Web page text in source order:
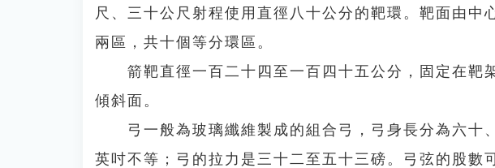
尺、三十公尺射程使用直徑八十公分的靶環。靶面由中
兩區，共十個等分環區。
箭靶直徑一百二十四至一百四十五公分，固定在靶
傾斜面。
弓一般為玻璃纖維製成的組合弓，弓身長分為六十
英吋不等；弓的拉力是三十二至五十三磅。弓弦的股數